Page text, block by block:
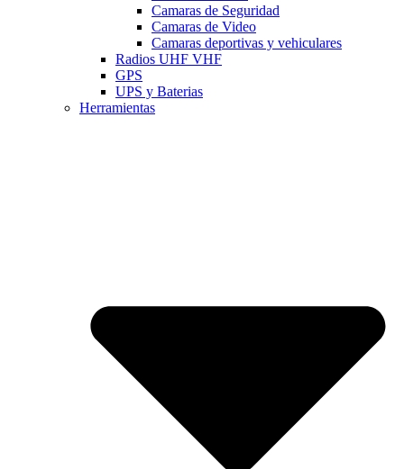
Camaras de Seguridad
Camaras de Video
Camaras deportivas y vehiculares
Radios UHF VHF
GPS
UPS y Baterias
Herramientas